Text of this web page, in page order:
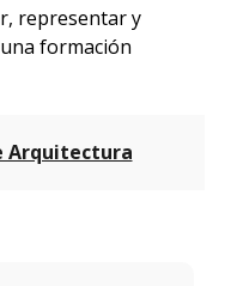
representar y
formación
Arquitectura